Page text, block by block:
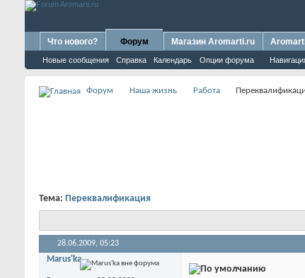
Что нового? Форум
Новые сообщения Справка Календарь Опции форума
Магазин Aromarti.ru
Форум Наша жизнь Работа
Тема: Переквалификация
28.06.2009, 05:23
Marus'ka